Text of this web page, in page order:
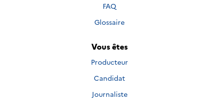
FAQ
Glossaire
Vous êtes
Producteur
Candidat
Journaliste